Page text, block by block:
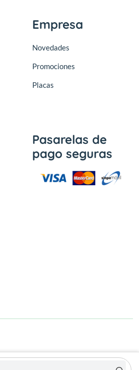
Empresa
Novedades
Promociones
Placas
Pasarelas de
pago seguras